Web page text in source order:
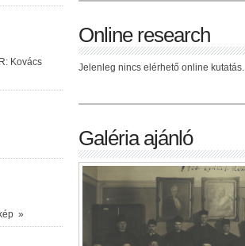
Kovács
»
Online research
Jelenleg nincs elérhető online kutatás.
Galéria ajánló